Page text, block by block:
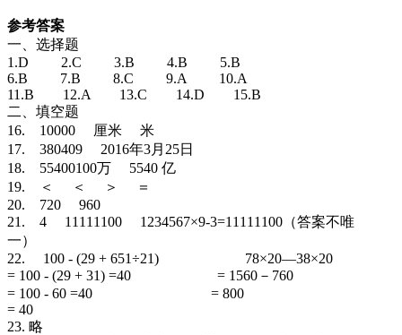
参考答案
一、选择题
1.D 2.C 3.B 4.B 5.B
6.B 7.B 8.C 9.A 10.A
11.B 12.A 13.C 14.D 15.B
二、填空题
16. 10000 厘米 米
17. 380409 2016年3月25日
18. 55400100万 5540 亿
19. ＜ ＜ ＞ ＝
20. 720 960
21. 4 11111100 1234567×9-3=11111100（答案不唯
一）
22. 100 - (29 + 651÷21) 78×20—38×20
= 100 - (29 + 31) =40 = 1560－760
= 100 - 60 =40 = 800
= 40
23. 略